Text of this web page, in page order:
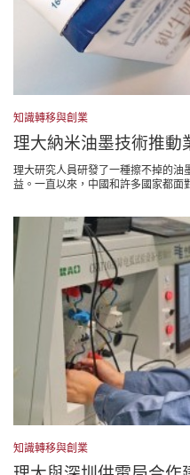
知識轉移與創業
理大納米油墨技術推動
理大研究人員研發了一種擦不掉的油
益。一直以來，中國和許多國家都面
知識轉移與創業